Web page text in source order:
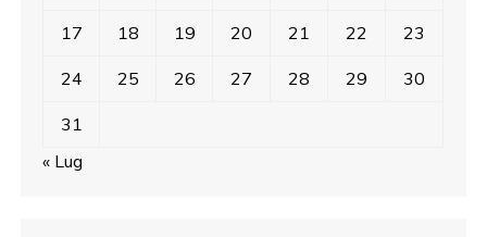
17 18 19 20 21 22 23
24 25 26 27 28 29 30
31
« Lug